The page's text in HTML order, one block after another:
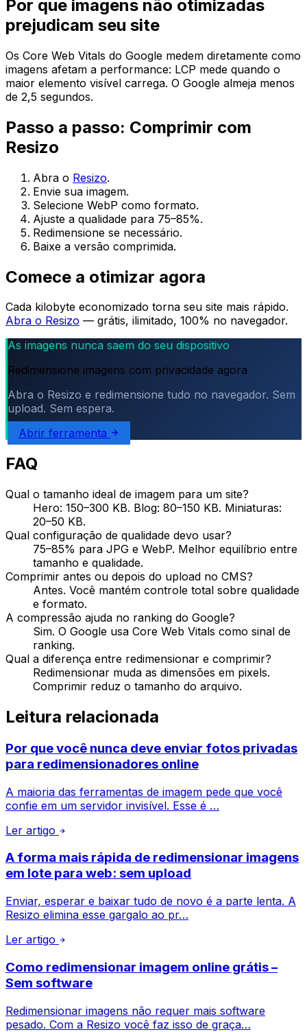
Por que imagens não otimizadas
prejudicam seu site
Os Core Web Vitals do Google medem diretamente como
imagens afetam a performance: LCP mede quando o
maior elemento visível carrega. O Google almeja menos
de 2,5 segundos.
Passo a passo: Comprimir com
Resizo
Abra o Resizo.
Envie sua imagem.
Selecione WebP como formato.
Ajuste a qualidade para 75–85%.
Redimensione se necessário.
Baixe a versão comprimida.
Comece a otimizar agora
Cada kilobyte economizado torna seu site mais rápido.
Abra o Resizo — grátis, ilimitado, 100% no navegador.
As imagens nunca saem do seu dispositivo
Redimensione imagens com privacidade agora
Abra o Resizo e redimensione tudo no navegador. Sem
upload. Sem espera.
Abrir ferramenta
FAQ
Qual o tamanho ideal de imagem para um site?
Hero: 150–300 KB. Blog: 80–150 KB. Miniaturas:
20–50 KB.
Qual configuração de qualidade devo usar?
75–85% para JPG e WebP. Melhor equilíbrio entre
tamanho e qualidade.
Comprimir antes ou depois do upload no CMS?
Antes. Você mantém controle total sobre qualidade
e formato.
A compressão ajuda no ranking do Google?
Sim. O Google usa Core Web Vitals como sinal de
ranking.
Qual a diferença entre redimensionar e comprimir?
Redimensionar muda as dimensões em pixels.
Comprimir reduz o tamanho do arquivo.
Leitura relacionada
Por que você nunca deve enviar fotos privadas
para redimensionadores online
A maioria das ferramentas de imagem pede que você
confie em um servidor invisível. Esse é …
Ler artigo
A forma mais rápida de redimensionar imagens
em lote para web: sem upload
Enviar, esperar e baixar tudo de novo é a parte lenta. A
Resizo elimina esse gargalo ao pr…
Ler artigo
Como redimensionar imagem online grátis –
Sem software
Redimensionar imagens não requer mais software
pesado. Com a Resizo você faz isso de graça…